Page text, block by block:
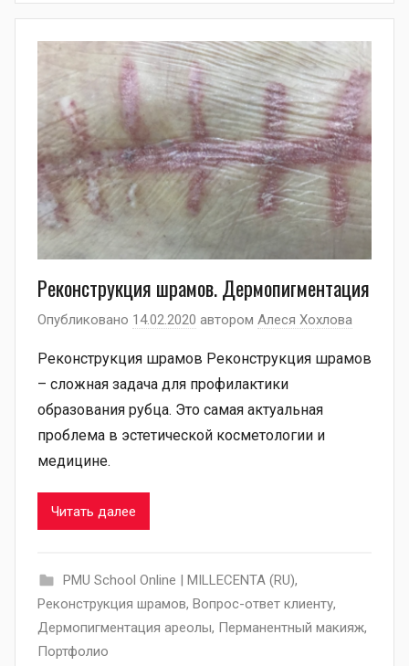
Реконструкция шрамов. Дермопигментация
Опубликовано 14.02.2020 автором Алеся Хохлова
Реконструкция шрамов Реконструкция шрамов
– сложная задача для профилактики
образования рубца. Это самая актуальная
проблема в эстетической косметологии и
медицине.
Читать далее
PMU School Online | MILLECENTA (RU),
Pеконструкция шрамов, Вопрос-ответ клиенту,
Дермопигментация ареолы, Перманентный макияж,
Портфолио